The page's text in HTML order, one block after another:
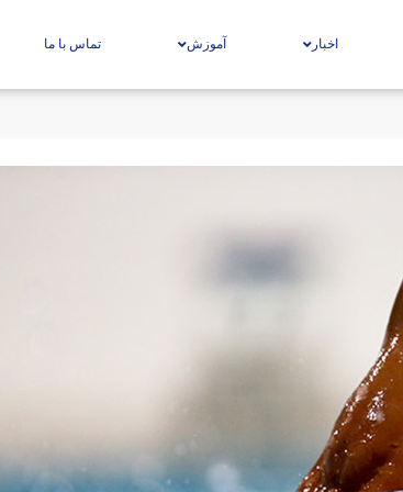
اخبار آموزش تماس با ما